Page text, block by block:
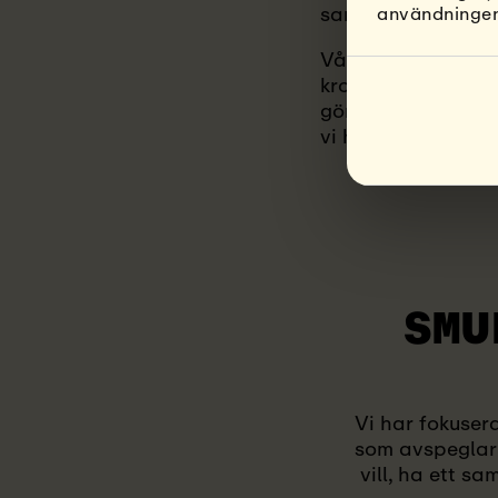
samtal med en
Våra yoga
kroppsliga utan
göra det enkelt
vi har valt ut för
Vi har
som
vill, ha ett